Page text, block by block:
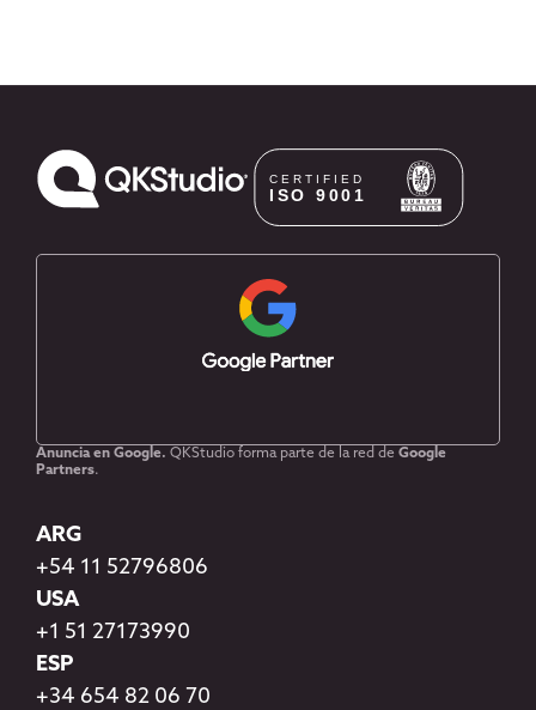
Anuncia en Google. QKStudio forma parte de la red de Google
Partners.
ARG
+54 11 52796806
USA
+1 51 27173990
ESP
+34 654 82 06 70